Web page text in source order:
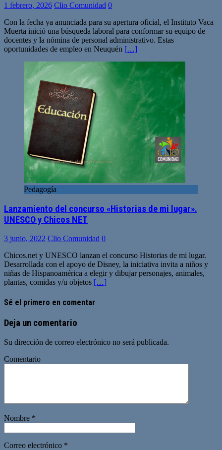
1 febrero, 2026 Clio Comunidad 0
Con la fecha ya anunciada para su apertura oficial, el Instituto Vaca
Muerta inició una búsqueda laboral para conformar su equipo de
docentes y la nómina de personal administrativo. Estas
oportunidades de empleo en Neuquén […]
Pedagogía
Lanzamiento del concurso «Historias de mi lugar».
UNESCO y Chicos NET
3 junio, 2022 Clio Comunidad 0
Chicos.net y UNESCO lanzan el concurso Historias de mi lugar.
Desarrollada con el apoyo de Disney, la iniciativa invita a niños y
niñas de Hispanoamérica a elegir y dibujar personajes, animales,
plantas, comidas y/u objetos […]
Sé el primero en comentar
Deja un comentario
Su dirección de correo electrónico no será publicada.
Comentario
Nombre *
Correo electrónico *